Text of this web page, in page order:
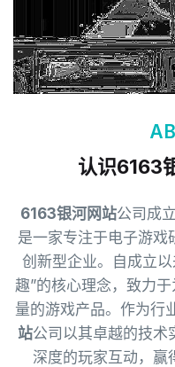
认识6163
6163银河网站公司成
是一家专注于电子游戏
创新型企业。自成立
趣”的核心理念，致力
量的游戏产品。作为行
站公司以其卓越的技术
深度的玩家互动，赢